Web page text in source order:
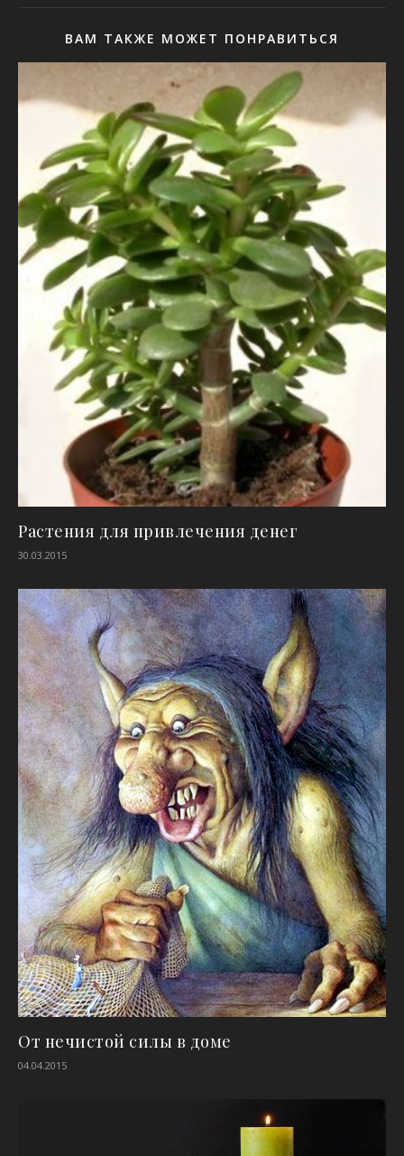
ВАМ ТАКЖЕ МОЖЕТ ПОНРАВИТЬСЯ
Растения для привлечения денег
30.03.2015
От нечистой силы в доме
04.04.2015